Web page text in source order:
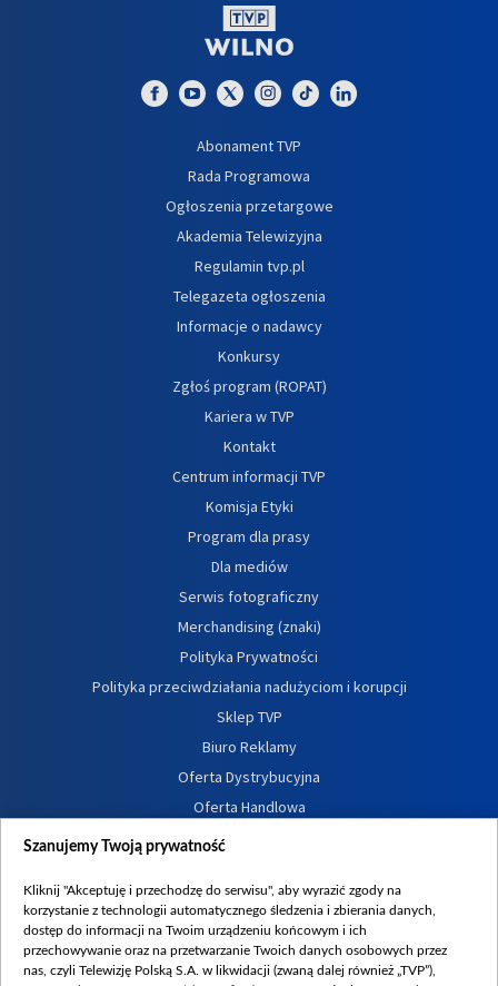
Abonament TVP
Rada Programowa
Ogłoszenia przetargowe
Akademia Telewizyjna
Regulamin tvp.pl
Telegazeta ogłoszenia
Informacje o nadawcy
Konkursy
Zgłoś program (ROPAT)
Kariera w TVP
Kontakt
Centrum informacji TVP
Komisja Etyki
Program dla prasy
Dla mediów
Serwis fotograficzny
Merchandising (znaki)
Polityka Prywatności
Polityka przeciwdziałania nadużyciom i korupcji
Sklep TVP
Biuro Reklamy
Oferta Dystrybucyjna
Oferta Handlowa
Dostępność
Procedura zgłoszeń wewnętrznych
Szanujemy Twoją prywatność
Kliknij "Akceptuję i przechodzę do serwisu", aby wyrazić zgody na
korzystanie z technologii automatycznego śledzenia i zbierania danych,
dostęp do informacji na Twoim urządzeniu końcowym i ich
przechowywanie oraz na przetwarzanie Twoich danych osobowych przez
nas, czyli Telewizję Polską S.A. w likwidacji (zwaną dalej również „TVP”),